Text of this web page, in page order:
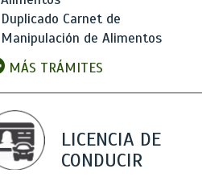
Duplicado Carnet de
Manipulación de Alimentos
MÁS TRÁMITES
LICENCIA DE
CONDUCIR